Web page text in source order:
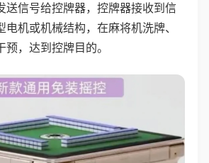
送信号给控牌器，控牌器接收到信
电机或机械结构，在麻将机洗牌、
，达到控牌目的。